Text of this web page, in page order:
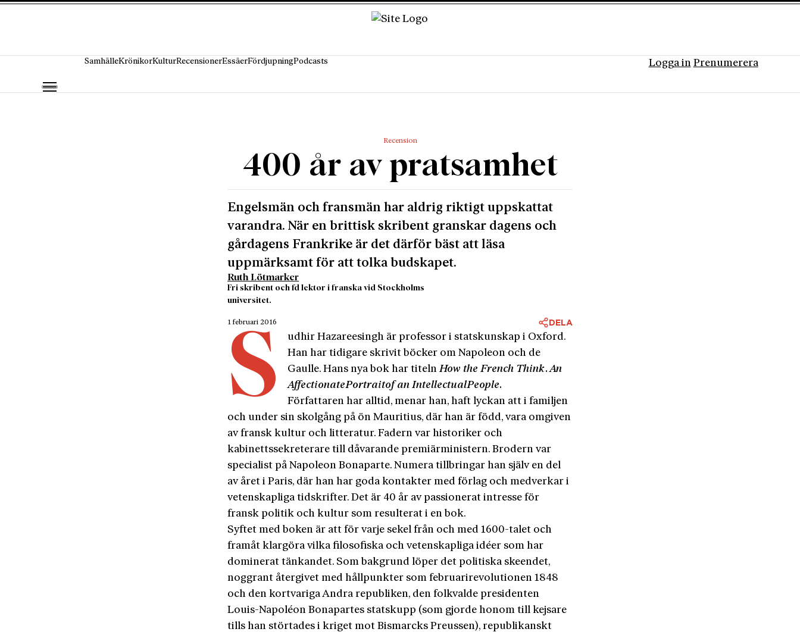
SamhälleKrönikorKulturRecensionerEssäerFördjupningPodcasts Logga in Prenumerera
Recension
400 år av pratsamhet
Engelsmän och fransmän har aldrig riktigt uppskattat
varandra. När en brittisk skribent granskar dagens och
gårdagens Frankrike är det därför bäst att läsa
uppmärksamt för att tolka budskapet.
Ruth Lötmarker
Fri skribent och fd lektor i franska vid Stockholms
universitet.
1 februari 2016 DELA
S
udhir Hazareesingh är professor i statskunskap i Oxford.
Han har tidigare skrivit böcker om Napoleon och de
Gaulle. Hans nya bok har titelnHow theFrench Think. An
AffectionatePortraitofanIntellectualPeople.
Författaren har alltid, menar han, haft lyckan att i familjen
och under sin skolgång på ön Mauritius, där han är född, vara omgiven
av fransk kultur och litteratur. Fadern var historiker och
kabinettssekreterare till dåvarande premiärministern. Brodern var
specialist på Napoleon Bonaparte. Numera tillbringar han själv en del
av året i Paris, där han har goda kontakter med förlag och medverkar i
vetenskapliga tidskrifter. Det är 40 år av passionerat intresse för
fransk politik och kultur som resulterat i en bok.
Syftet med boken är att för varje sekel från och med 1600-talet och
framåt klargöra vilka filosofiska och vetenskapliga idéer som har
dominerat tänkandet. Som bakgrund löper det politiska skeendet,
noggrant återgivet med hållpunkter som februarirevolutionen 1848
och den kortvariga Andra republiken, den folkvalde presidenten
Louis-Napoléon Bonapartes statskupp (som gjorde honom till kejsare
tills han störtades i kriget mot Bismarcks Preussen), republikanskt